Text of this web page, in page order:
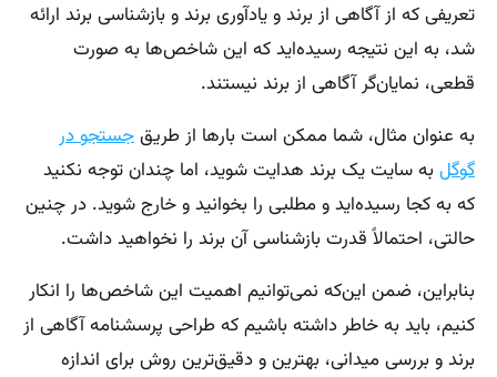
تعریفی که از آگاهی از برند و یادآوری برند و بازشناسی برند ارائه
شد، به این نتیجه رسیده‌اید که این شاخص‌ها به صورت
قطعی، نمایان‌گر آگاهی از برند نیستند.
به عنوان مثال، شما ممکن است بارها از طریقجستجو در
گوگلبه سایت یک برند هدایت شوید، اما چندان توجه نکنید
که به کجا رسیده‌اید و مطلبی را بخوانید و خارج شوید. در چنین
حالتی، احتمالاً قدرت بازشناسی آن برند را نخواهید داشت.
بنابراین، ضمن این‌که نمی‌توانیم اهمیت این شاخص‌ها را انکار
کنیم، باید به خاطر داشته باشیم که طراحی پرسشنامه آگاهی از
برند و بررسی میدانی، بهترین و دقیق‌ترین روش برای اندازه